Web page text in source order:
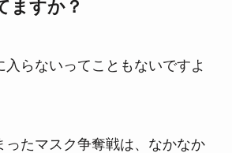
ますか？
入らないってこともないですよ
ったマスク争奪戦は、なかなか